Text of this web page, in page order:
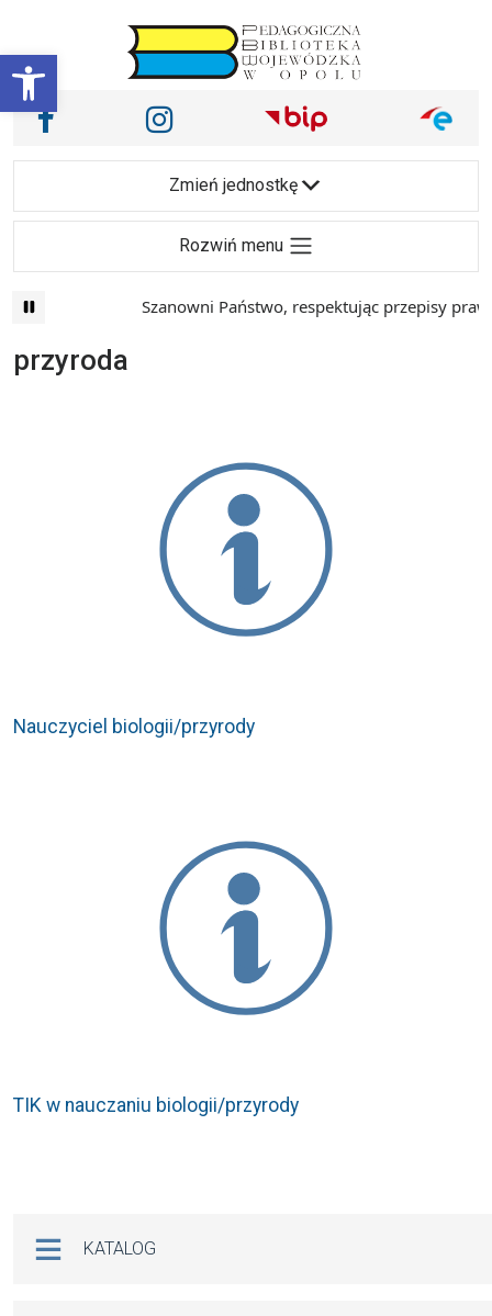
Otwórz pasek narzędzi
Main Navigation
Nasze media społecznościowe i inne
Facebook Instagram
Zmień jednostkę
Rozwiń menu
Szanowni Państwo, respektując przepisy
przyroda
Nauczyciel biologii/przyrody
TIK w nauczaniu biologii/przyrody
KATALOG